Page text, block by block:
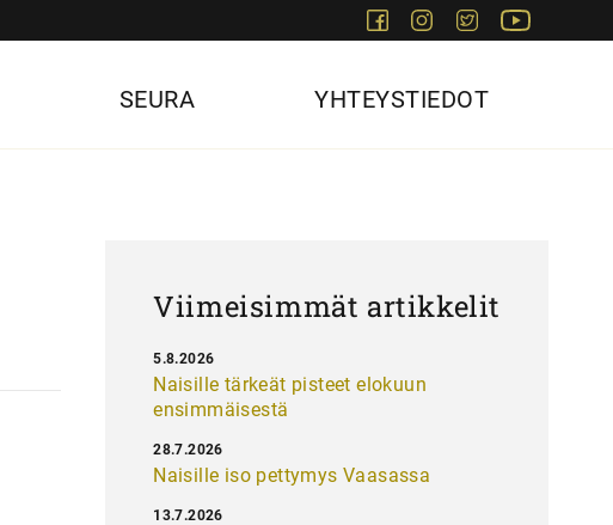
FacebookInstagram
Twitter
SEURA YHTEYSTIEDOT
Viimeisimmät artikkelit
Naisille tärkeät pisteet elokuun
ensimmäisestä
5.8.2026
Naisille iso pettymys Vaasassa
28.7.2026
13.7.2026